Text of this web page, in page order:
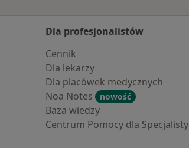
Dla profesjonalistów
Cennik
Dla lekarzy
Dla placówek medycznych
Noa Notes
nowość
Baza wiedzy
Centrum Pomocy dla Specjalisty